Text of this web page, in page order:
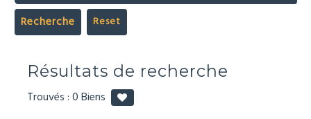
Recherche
Résultats de recherche
Trouvés :0Biens